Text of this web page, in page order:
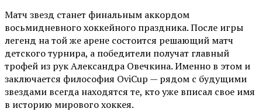
Матч звезд станет финальным аккордом
восьмидневного хоккейного праздника. После игры
легенд на той же арене состоится решающий матч
детского турнира, а победители получат главный
трофей из рук Александра Овечкина. Именно в этом и
заключается философия OviCup — рядом с будущими
звездами всегда находятся те, кто уже вписал свое имя
в историю мирового хоккея.